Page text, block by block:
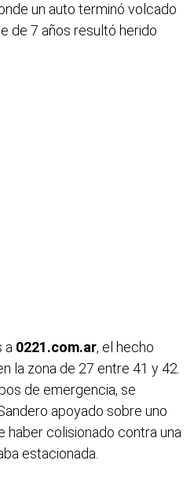
un auto terminó volcado
de 7 años resultó herido
a 0221.com.ar, el hecho
la zona de 27 entre 41 y 42.
de emergencia, se
apoyado sobre uno
haber colisionado contra una
estacionada.